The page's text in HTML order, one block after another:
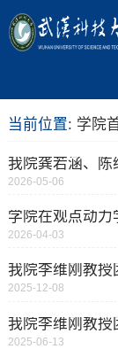
当前位置: 学院
2026-05-06
学院在观点动
2026-04-03
2025-12-08
我院李维刚教授
2025-06-13